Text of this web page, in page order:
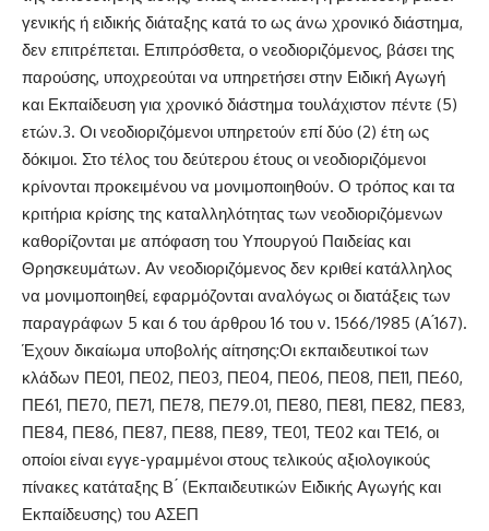
γενικής ή ειδικής διάταξης κατά το ως άνω χρονικό διάστημα,
δεν επιτρέπεται. Επιπρόσθετα, ο νεοδιοριζόμενος, βάσει της
παρούσης, υποχρεούται να υπηρετήσει στην Ειδική Αγωγή
και Εκπαίδευση για χρονικό διάστημα τουλάχιστον πέντε (5)
ετών.3. Οι νεοδιοριζόμενοι υπηρετούν επί δύο (2) έτη ως
δόκιμοι. Στο τέλος του δεύτερου έτους οι νεοδιοριζόμενοι
κρίνονται προκειμένου να μονιμοποιηθούν. Ο τρόπος και τα
κριτήρια κρίσης της καταλληλότητας των νεοδιοριζόμενων
καθορίζονται με απόφαση του Υπουργού Παιδείας και
Θρησκευμάτων. Αν νεοδιοριζόμενος δεν κριθεί κατάλληλος
να μονιμοποιηθεί, εφαρμόζονται αναλόγως οι διατάξεις των
παραγράφων 5 και 6 του άρθρου 16 του ν. 1566/1985 (Α ́167).
Έχουν δικαίωμα υποβολής αίτησης:Οι εκπαιδευτικοί των
κλάδων ΠΕ01, ΠΕ02, ΠΕ03, ΠΕ04, ΠΕ06, ΠΕ08, ΠΕ11, ΠΕ60,
ΠΕ61, ΠΕ70, ΠΕ71, ΠΕ78, ΠΕ79.01, ΠΕ80, ΠΕ81, ΠΕ82, ΠΕ83,
ΠΕ84, ΠΕ86, ΠΕ87, ΠΕ88, ΠΕ89, ΤΕ01, ΤΕ02 και ΤΕ16, οι
οποίοι είναι εγγε-γραμμένοι στους τελικούς αξιολογικούς
πίνακες κατάταξης Β ́ (Εκπαιδευτικών Ειδικής Αγωγής και
Εκπαίδευσης) του ΑΣΕΠ